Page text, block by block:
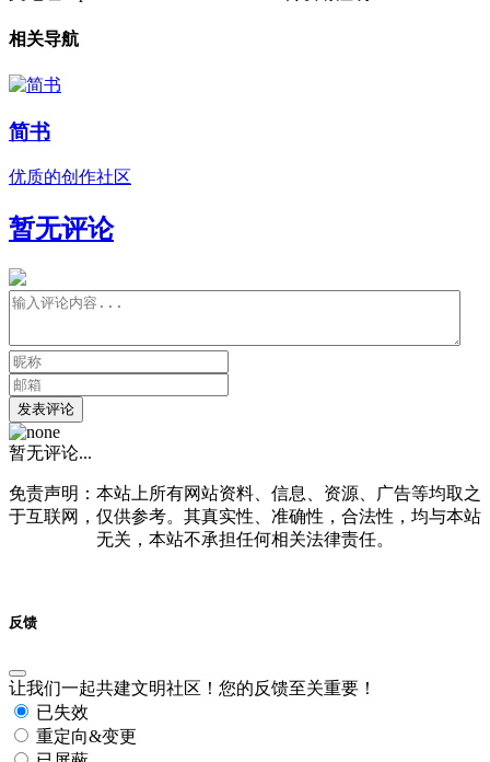
相关导航
简书
优质的创作社区
暂无评论
发表评论
暂无评论...
免责声明：本站上所有网站资料、信息、资源、广告等均取之
于互联网，仅供参考。其真实性、准确性，合法性，均与本站
无关，本站不承担任何相关法律责任。
反馈
让我们一起共建文明社区！您的反馈至关重要！
已失效
重定向&变更